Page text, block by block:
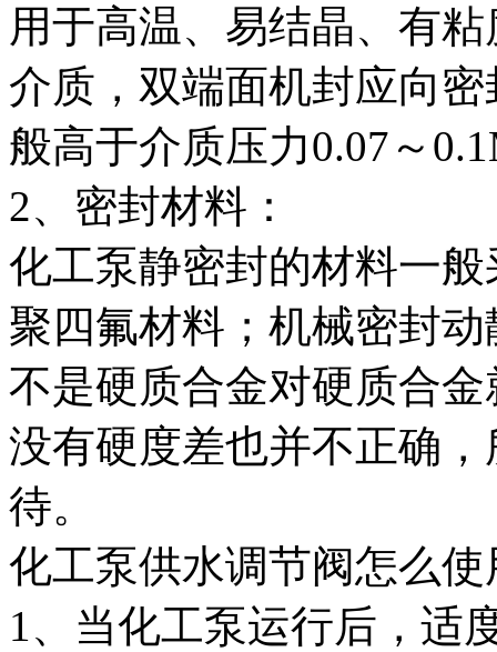
用于高温、易结晶、有
介质，双端面机封应向
般高于介质压力0.07～
2、密封材料：
化工泵静密封的材料一
聚四氟材料；机械密封
不是硬质合金对硬质合
没有硬度差也并不正确
待。
化工泵供水调节阀怎么使
1、当化工泵运行后，适